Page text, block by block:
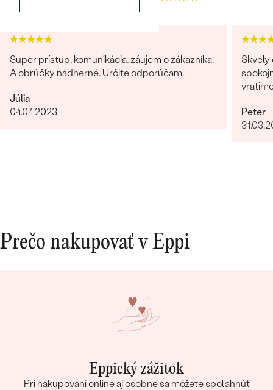
Bestsellery
Super prístup, komunikácia, záujem o zákazníka.
A obrúčky nádherné. Určite odporúčam
Júlia
04.04.2023
Peter
Prečo nakupovať v Eppi
Eppický zážitok
Pri nakupovaní online aj osobne sa môžete spoľahnúť